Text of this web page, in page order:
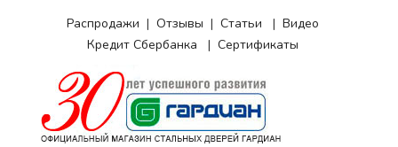
Распродажи | Отзывы | Статьи | Видео
Кредит Сбербанка | Сертификаты